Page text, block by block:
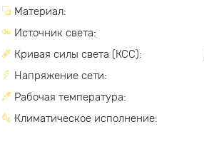
Материал:
Источник света:
Кривая силы света (КСС):
Напряжение сети:
Рабочая температура:
Климатическое исполнение: